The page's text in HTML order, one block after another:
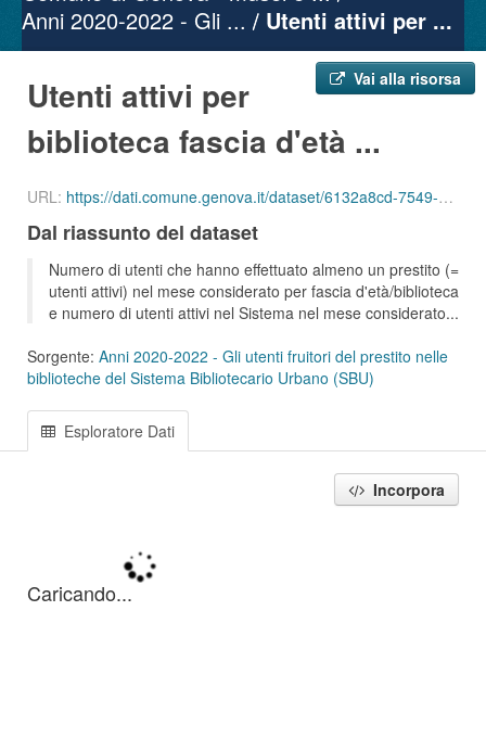
Informazioni
Anni 2020-2022 - Gli ...
Utenti attivi per ...
Vai alla risorsa
Utenti attivi per
biblioteca fascia d'età ...
URL: https://dati.comune.genova.it/dataset/6132a8cd-7549-4c9d-8613-d075f5f547d2/resource/96ae2ff9-2141-46a7-ab9e-6b0ee9adf617/download/ute_attivi_fet_55_64_bib_sbu_01_202005.csv
Dal riassunto del dataset
Numero di utenti che hanno effettuato almeno un prestito (=
utenti attivi) nel mese considerato per fascia d'età/biblioteca
e numero di utenti attivi nel Sistema nel mese considerato...
Sorgente: Anni 2020-2022 - Gli utenti fruitori del prestito nelle
biblioteche del Sistema Bibliotecario Urbano (SBU)
Esploratore Dati
Incorpora